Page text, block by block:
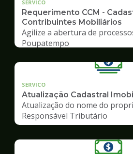
SERVICO
Requerimento CCM -
Contribuintes Mobiliários
Agilize a abertura de
Poupatempo
SERVICO
Atualização Cadastral
Atualização do nome do
Responsável Tributário